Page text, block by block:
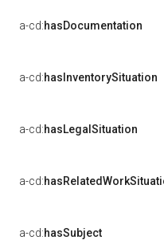
a-cd:hasDocumentation
a-cd:hasInventorySituation
a-cd:hasLegalSituation
a-cd:
a-cd:hasSubject